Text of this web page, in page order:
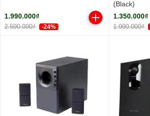
1.990.000₫
2.590.000₫ -24%
(Black)
1.350.000₫
1.990.000₫